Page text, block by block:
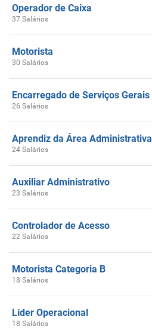
Operador de Caixa
37 Salários
Motorista
30 Salários
Encarregado de Serviços Gerais
26 Salários
Aprendiz da Área Administrativa
24 Salários
Auxiliar Administrativo
23 Salários
Controlador de Acesso
22 Salários
Motorista Categoria B
18 Salários
Líder Operacional
18 Salários